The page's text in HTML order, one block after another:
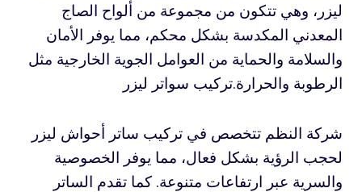
ليزر، وهي تتكون من مجموعة من ألواح الصاج
المعدني المكدسة بشكل محكم، مما يوفر الأمان
والسلامة والحماية من العوامل الجوية الخارجية مثل
الرطوبة والحرارة.تركيب سواتر ليزر
شركة النظم تتخصص في تركيب ساتر أحواش ليزر
لحجب الرؤية بشكل فعال، مما يوفر الخصوصية
والسرية عبر ارتفاعات متنوعة. كما تقدم الساتر